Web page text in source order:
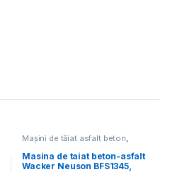
Mașini de tăiat asfalt beton,
Utilaje pentru construcții
Masina de taiat beton-asfalt
Wacker Neuson BFS1345,